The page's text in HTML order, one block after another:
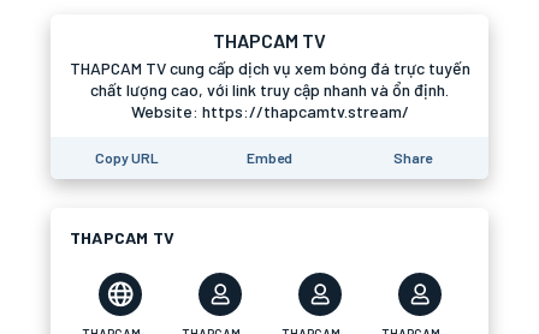
THAPCAM TV
THAPCAM TV cung cấp dịch vụ xem bóng đá trực tuyến
chất lượng cao, với link truy cập nhanh và ổn định.
Website: https://thapcamtv.stream/
Copy URL Embed Share
THAPCAM TV